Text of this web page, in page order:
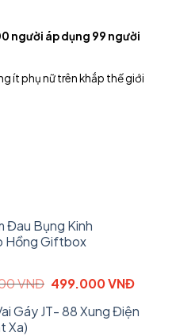
người áp dụng 99 người
ít phụ nữ trên khắp thế giới
Đau Bụng Kinh
Hồng Giftbox
VNĐ Original
was:
499.000VNĐ
is:
Gáy JT- 88 Xung Điện
Xa)